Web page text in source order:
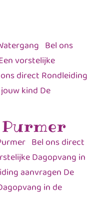
Bel ons
vorstelijke
direct Rondleiding
kind De
Bel ons direct
Dagopvang in
aanvragen De
in de